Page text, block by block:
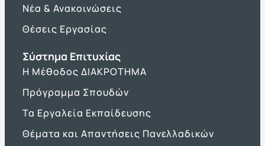
Νέα & Ανακοινώσεις
Θέσεις Εργασίας
Σύστημα Επιτυχίας
Η Μέθοδος ΔΙΑΚΡΟΤΗΜΑ
Πρόγραμμα Σπουδών
Τα Εργαλεία Εκπαίδευσης
Θέματα και Απαντήσεις Πανελλαδικών